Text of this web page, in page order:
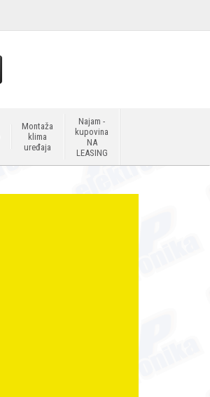
Montaža
klima
uređaja
Najam -
kupovina
NA
LEASING